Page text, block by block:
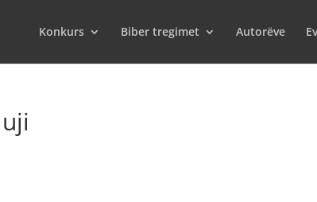
Konkurs Biber tregimet Autorëve